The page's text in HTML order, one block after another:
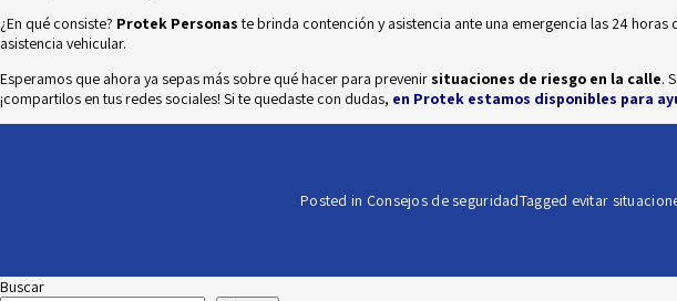
¿En qué consiste? Protek Personaste brinda contención y asistencia ante una emergencia las 24 horas
asistencia vehicular.
Esperamos que ahora ya sepas más sobre qué hacer para prevenir situaciones de riesgo en la calle.
¡compartilos en tus redes sociales! Si te quedaste con dudas, en Protek estamos disponibles para
Posted in Consejos de seguridadTagged evitar
Buscar